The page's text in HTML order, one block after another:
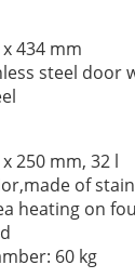
434 mm
steel door
250 mm, 32 l
of
heating on
60 kg